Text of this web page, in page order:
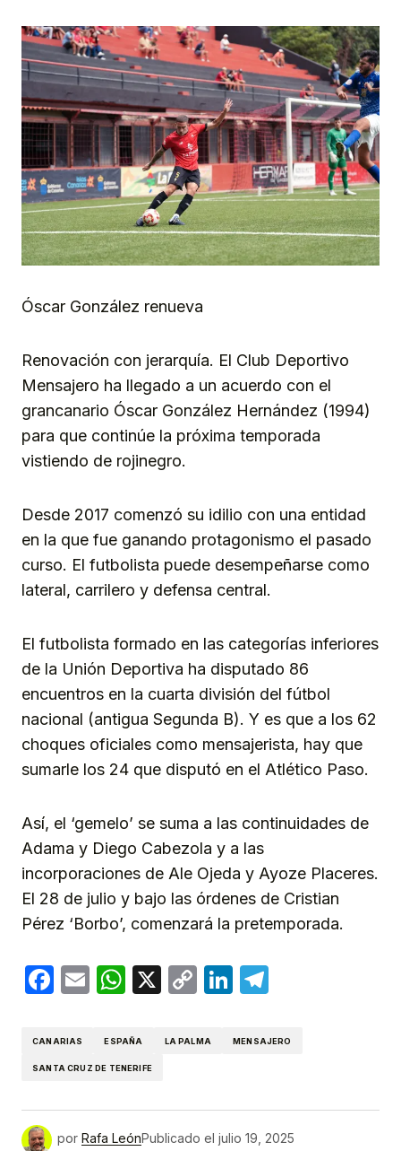
Óscar González renueva
Renovación con jerarquía. El Club Deportivo
Mensajero ha llegado a un acuerdo con el
grancanario Óscar González Hernández (1994)
para que continúe la próxima temporada
vistiendo de rojinegro.
Desde 2017 comenzó su idilio con una entidad
en la que fue ganando protagonismo el pasado
curso. El futbolista puede desempeñarse como
lateral, carrilero y defensa central.
El futbolista formado en las categorías inferiores
de la Unión Deportiva ha disputado 86
encuentros en la cuarta división del fútbol
nacional (antigua Segunda B). Y es que a los 62
choques oficiales como mensajerista, hay que
sumarle los 24 que disputó en el Atlético Paso.
Así, el ‘gemelo’ se suma a las continuidades de
Adama y Diego Cabezola y a las
incorporaciones de Ale Ojeda y Ayoze Placeres.
El 28 de julio y bajo las órdenes de Cristian
Pérez ‘Borbo’, comenzará la pretemporada.
Facebook
EmailWhatsApp
X
CopyLinkedIn
CANARIAS ESPAÑA LA PALMA MENSAJERO
SANTA CRUZ DE TENERIFE
por Rafa LeónPublicado el julio 19, 2025